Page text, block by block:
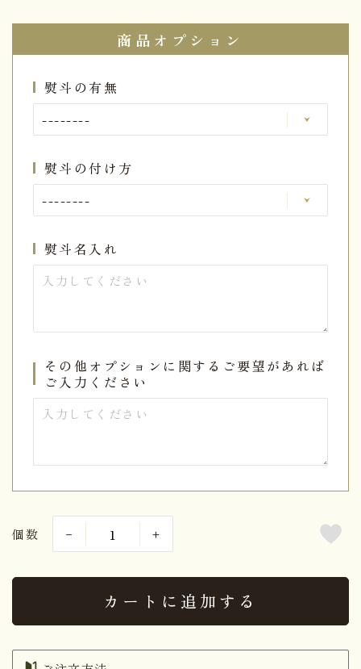
商品オプション
熨斗の有無
熨斗の付け方
熨斗名入れ
その他オプションに関するご要望があれば
ご入力ください
個数
カートに追加する